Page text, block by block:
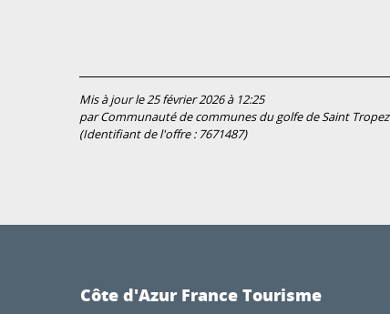
Mis à jour le 25 février 2026 à 12:25
par Communauté de communes du golfe de Saint Tropez
(Identifiant de l'offre : 7671487)
Côte d'Azur France Tourisme